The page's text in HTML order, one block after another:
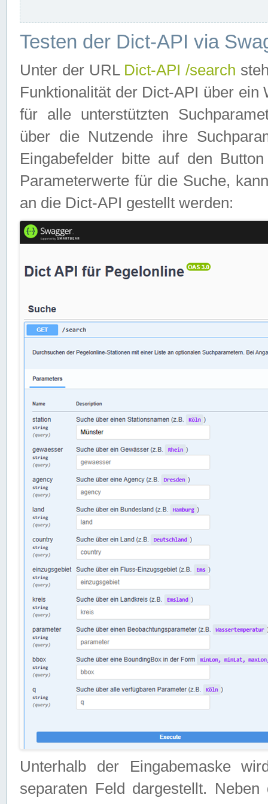
Testen der Dict-API via
Unter der URL Dict-API /search
Funktionalität der Dict-API über
für alle unterstützten
über die Nutzende ihre
Eingabefelder bitte auf den
Parameterwerte für die Suche,
an die Dict-API gestellt werden:
Unterhalb der Eingabemaske
separaten Feld dargestellt.